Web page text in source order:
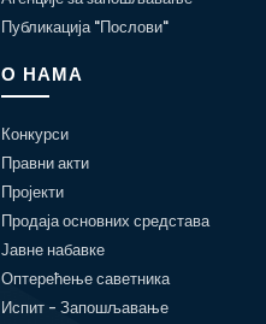
Публикација "Послови"
О НАМА
Конкурси
Правни акти
Пројекти
Продаја основних средстава
Јавне набавке
Оптерећење саветника
Испит - Запошљавање